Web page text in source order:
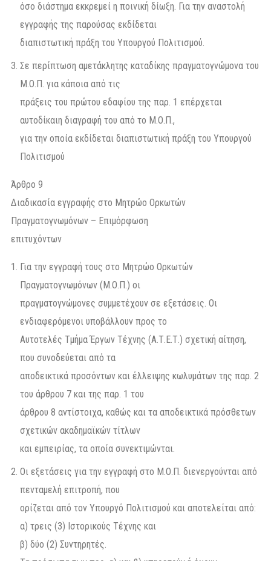
όσο διάστημα εκκρεμεί η ποινική δίωξη. Για την αναστολή
εγγραφής της παρούσας εκδίδεται
διαπιστωτική πράξη του Υπουργού Πολιτισμού.
Σε περίπτωση αμετάκλητης καταδίκης πραγματογνώμονα του
Μ.Ο.Π. για κάποια από τις
πράξεις του πρώτου εδαφίου της παρ. 1 επέρχεται
αυτοδίκαιη διαγραφή του από το Μ.Ο.Π.,
για την οποία εκδίδεται διαπιστωτική πράξη του Υπουργού
Πολιτισμού
Άρθρο 9
Διαδικασία εγγραφής στο Μητρώο Ορκωτών
Πραγματογνωμόνων – Επιμόρφωση
επιτυχόντων
Για την εγγραφή τους στο Μητρώο Ορκωτών
Πραγματογνωμόνων (Μ.Ο.Π.) οι
πραγματογνώμονες συμμετέχουν σε εξετάσεις. Οι
ενδιαφερόμενοι υποβάλλουν προς το
Αυτοτελές Τμήμα Έργων Τέχνης (Α.Τ.Ε.Τ.) σχετική αίτηση,
που συνοδεύεται από τα
αποδεικτικά προσόντων και έλλειψης κωλυμάτων της παρ. 2
του άρθρου 7 και της παρ. 1 του
άρθρου 8 αντίστοιχα, καθώς και τα αποδεικτικά πρόσθετων
σχετικών ακαδημαϊκών τίτλων
και εμπειρίας, τα οποία συνεκτιμώνται.
Οι εξετάσεις για την εγγραφή στο Μ.Ο.Π. διενεργούνται από
πενταμελή επιτροπή, που
ορίζεται από τον Υπουργό Πολιτισμού και αποτελείται από:
α) τρεις (3) Ιστορικούς Τέχνης και
β) δύο (2) Συντηρητές.